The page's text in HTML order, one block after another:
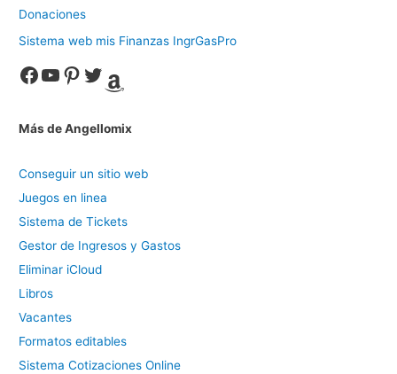
Donaciones
Sistema web mis Finanzas IngrGasPro
Facebook YouTube Pinterest Twitter Amazon
Más de Angellomix
Conseguir un sitio web
Juegos en linea
Sistema de Tickets
Gestor de Ingresos y Gastos
Eliminar iCloud
Libros
Vacantes
Formatos editables
Sistema Cotizaciones Online